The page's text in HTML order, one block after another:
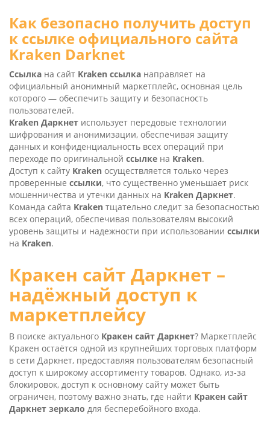
Как безопасно получить доступ
к ссылке официального сайта
Kra­ken Darknet
Ссылка на сайт Kra­ken ссылка направляет на
официальный анонимный маркетплейс, основная цель
которого — обеспечить защиту и безопасность
пользователей.
Kra­ken Даркнет использует передовые технологии
шифрования и анонимизации, обеспечивая защиту
данных и конфиденциальность всех операций при
переходе по оригинальной ссылке на Kra­ken.
Доступ к сайту Kra­ken осуществляется только через
проверенные ссылки, что существенно уменьшает риск
мошенничества и утечки данных на Kra­ken Даркнет.
Команда сайта Kra­ken тщательно следит за безопасностью
всех операций, обеспечивая пользователям высокий
уровень защиты и надежности при использовании ссылки
на Kra­ken.
Кракен сайт Даркнет –
надёжный доступ к
маркетплейсу
В поиске актуального Кракен сайт Даркнет? Маркетплейс
Кракен остаётся одной из крупнейших торговых платформ
в сети Даркнет, предоставляя пользователям безопасный
доступ к широкому ассортименту товаров. Однако, из-за
блокировок, доступ к основному сайту может быть
ограничен, поэтому важно знать, где найти Кракен сайт
Даркнет зеркало для бесперебойного входа.